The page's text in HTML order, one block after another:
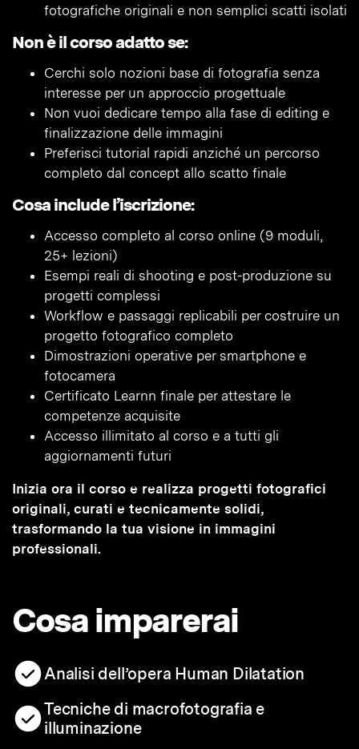
fotografiche originali e non semplici scatti isolati
Non è il corso adatto se:
Cerchi solo nozioni base di fotografia senza
interesse per un approccio progettuale
Non vuoi dedicare tempo alla fase di editing e
finalizzazione delle immagini
Preferisci tutorial rapidi anziché un percorso
completo dal concept allo scatto finale
Cosa include l’iscrizione:
Accesso completo al corso online (9 moduli,
25+ lezioni)
Esempi reali di shooting e post-produzione su
progetti complessi
Workflow e passaggi replicabili per costruire un
progetto fotografico completo
Dimostrazioni operative per smartphone e
fotocamera
Certificato Learnn finale per attestare le
competenze acquisite
Accesso illimitato al corso e a tutti gli
aggiornamenti futuri
Inizia ora il corso e realizza progetti fotografici
originali, curati e tecnicamente solidi,
trasformando la tua visione in immagini
professionali.
Cosa imparerai
Analisi dell’opera Human Dilatation
Tecniche di macrofotografia e
illuminazione